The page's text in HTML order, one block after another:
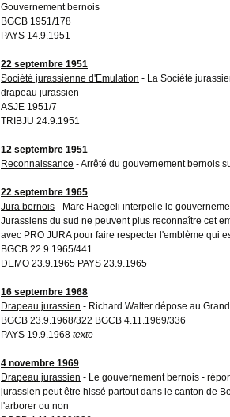
Gouvernement bernois
BGCB 1951/178
PAYS 14.9.1951
22 septembre 1951
Société jurassienne d'Emulation - La Société
drapeau jurassien
ASJE 1951/7
TRIBJU 24.9.1951
12 septembre 1951
Reconnaissance - Arrêté du gouvernement bernois
22 septembre 1965
Jura bernois - Marc Haegeli interpelle le
Jurassiens du sud ne peuvent plus reconnaître cet
avec PRO JURA pour faire respecter l'emblème qui
BGCB 22.9.1965/441
DEMO 23.9.1965 PAYS 23.9.1965
16 septembre 1968
Drapeau jurassien - Richard Walter dépose au
BGCB 23.9.1968/322 BGCB 4.11.1969/336
PAYS 19.9.1968 texte
4 novembre 1969
Drapeau jurassien - Le gouvernement bernois -
jurassien peut être hissé partout dans le canton de
l'arborer ou non